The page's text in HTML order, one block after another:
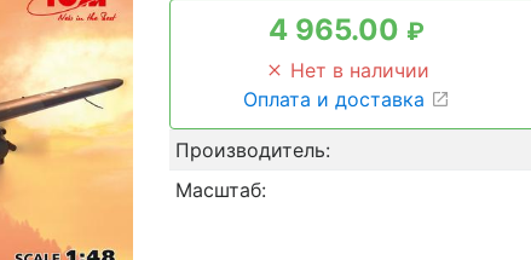
4 965.00 ₽
Нет в наличии
Оплата и доставка
Производитель:
Масштаб: